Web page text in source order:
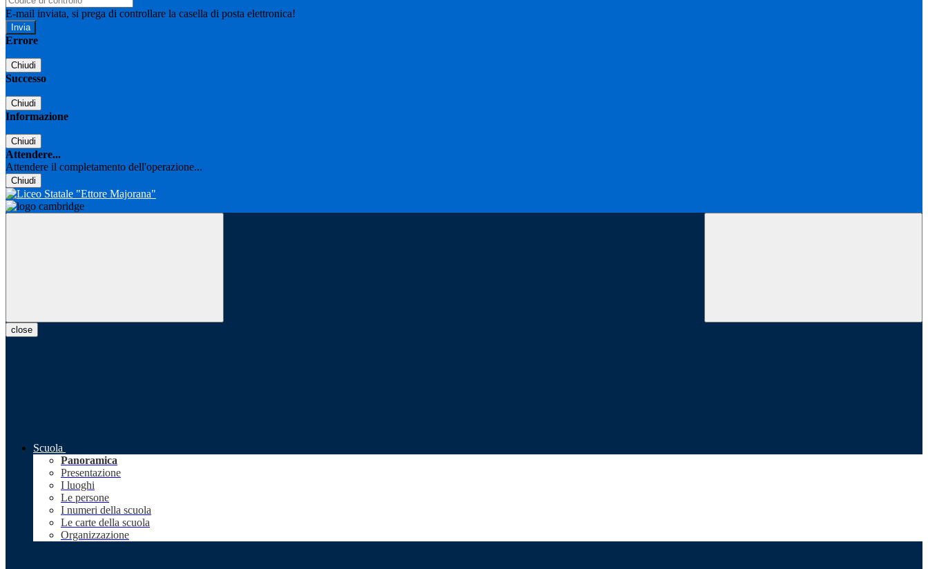
E-mail inviata, si prega di controllare la casella di posta elettronica!
Errore
Chiudi
Successo
Chiudi
Informazione
Chiudi
Attendere...
Attendere il completamento dell'operazione...
Chiudi
close
Scuola
Panoramica
Presentazione
I luoghi
Le persone
I numeri della scuola
Le carte della scuola
Organizzazione